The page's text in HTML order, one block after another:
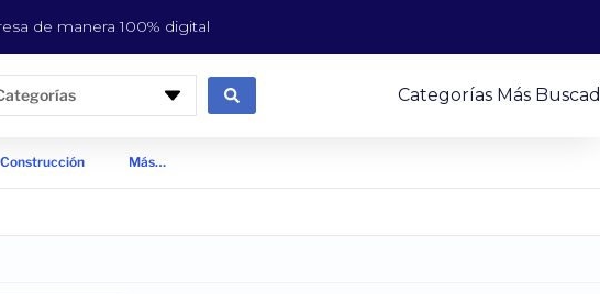
de manera 100% digital
Categorías Más
Más…